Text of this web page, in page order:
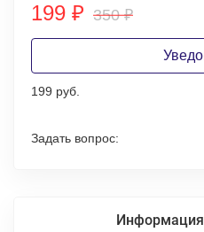
199 ₽ 350₽
199 руб.
Задать вопрос:
Информация